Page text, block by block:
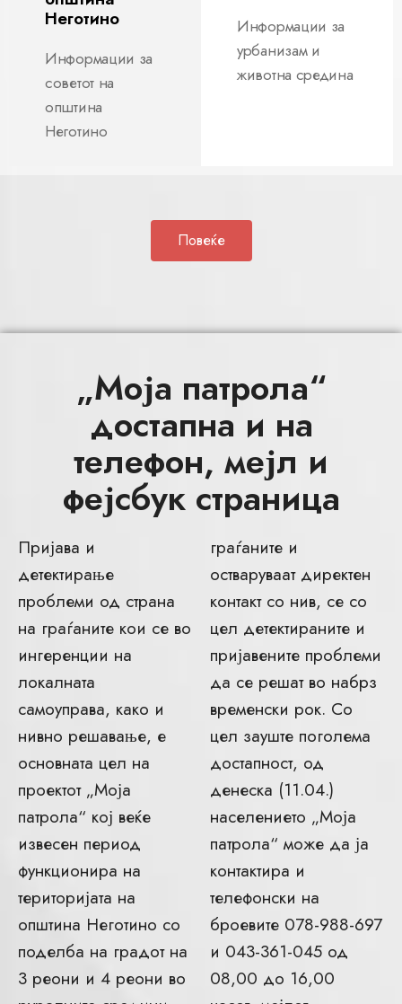
Неготино
Информации за
советот на
општина
Неготино
Информации за
урбанизам и
животна средина
Повеќе
„Моја патрола“
достапна и на
телефон, мејл и
фејсбук страница
Пријава и
детектирање
проблеми од страна
на граѓаните кои се во
ингеренции на
локалната
самоуправа, како и
нивно решавање, е
основната цел на
проектот „Моја
патрола“ кој веќе
извесен период
функционира на
територијата на
општина Неготино со
поделба на градот на
3 реони и 4 реони во
граѓаните и
остваруваат директен
контакт со нив, се со
цел детектираните и
пријавените проблеми
да се решат во набрз
временски рок. Со
цел зауште поголема
достапност, од
денеска (11.04.)
населението „Моја
патрола“ може да ја
контактира и
телефонски на
броевите 078-988-697
и 043-361-045 од
08,00 до 16,00